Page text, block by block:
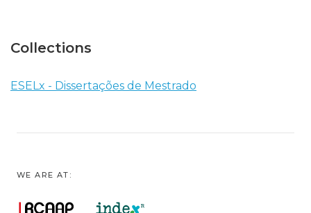
Collections
ESELx - Dissertações de Mestrado
WE ARE AT: